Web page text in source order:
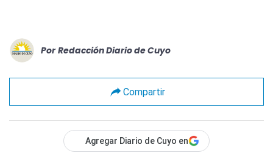
Por Redacción Diario de Cuyo
Compartir
Agregar Diario de Cuyo en